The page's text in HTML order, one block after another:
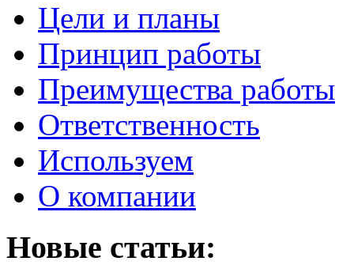
Цели и планы
Принцип работы
Преимущества работы
Ответственность
Используем
О компании
Новые статьи: